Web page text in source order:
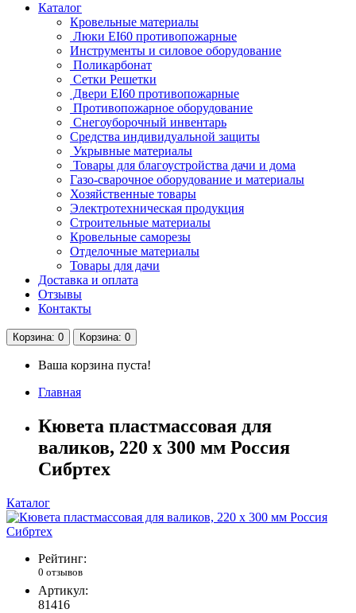
Каталог
Кровельные материалы
Люки EI60 противопожарные
Инструменты и силовое оборудование
Поликарбонат
Сетки Решетки
Двери EI60 противопожарные
Противопожарное оборудование
Снегоуборочный инвентарь
Средства индивидуальной защиты
Укрывные материалы
Товары для благоустройства дачи и дома
Газо-сварочное оборудование и материалы
Хозяйственные товары
Электротехническая продукция
Строительные материалы
Кровельные саморезы
Отделочные материалы
Товары для дачи
Доставка и оплата
Отзывы
Контакты
Корзина: 0 Корзина: 0
Ваша корзина пуста!
Главная
Кювета пластмассовая для
валиков, 220 х 300 мм Россия
Сибртех
Каталог
Рейтинг:
0 отзывов
Артикул:
81416